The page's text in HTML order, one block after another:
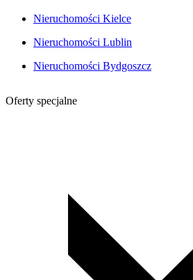
Nieruchomości Kielce
Nieruchomości Lublin
Nieruchomości Bydgoszcz
Oferty specjalne